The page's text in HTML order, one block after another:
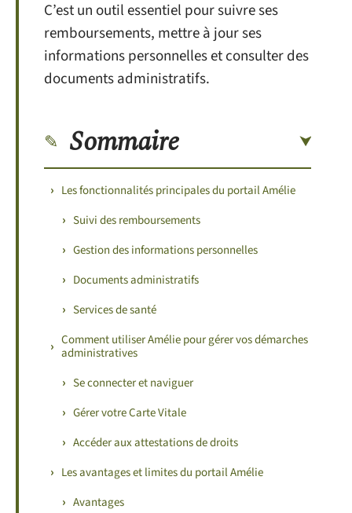
C’est un outil essentiel pour suivre ses
remboursements, mettre à jour ses
informations personnelles et consulter des
documents administratifs.
Sommaire
Les fonctionnalités principales du portail Amélie
Suivi des remboursements
Gestion des informations personnelles
Documents administratifs
Services de santé
Comment utiliser Amélie pour gérer vos démarches
administratives
Se connecter et naviguer
Gérer votre Carte Vitale
Accéder aux attestations de droits
Les avantages et limites du portail Amélie
Avantages